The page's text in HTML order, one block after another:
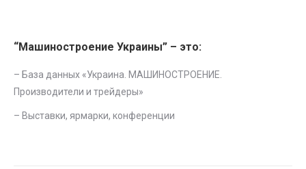
“Машиностроение Украины” – это:
– База данных «Украина. МАШИНОСТРОЕНИЕ.
Производители и трейдеры»
– Выставки, ярмарки, конференции